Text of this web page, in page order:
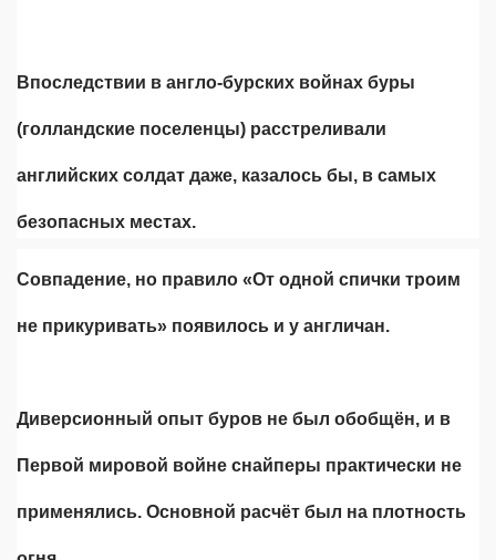
Впоследствии в англо-бурских войнах буры
(голландские поселенцы) расстреливали
английских солдат даже, казалось бы, в самых
безопасных местах.
Совпадение, но правило «От одной спички троим
не прикуривать» появилось и у англичан.
Диверсионный опыт буров не был обобщён, и в
Первой мировой войне снайперы практически не
применялись. Основной расчёт был на плотность